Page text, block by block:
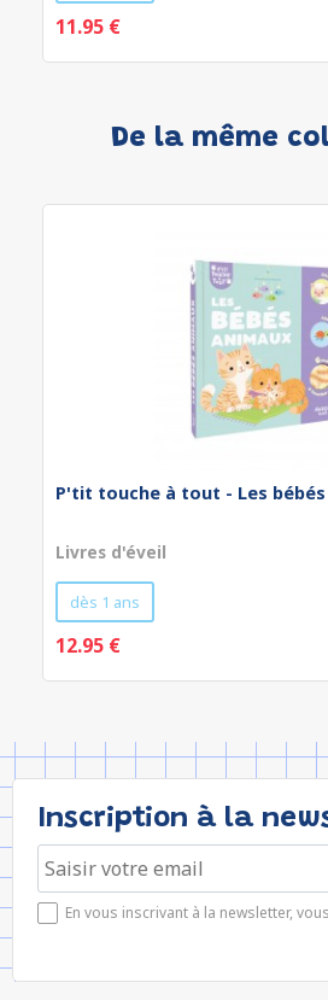
11.95 €
De la même
P'tit touche à tout - Les
Livres d'éveil
dès 1 ans
12.95 €
Inscription à la
En vous inscrivant à la newsletter,